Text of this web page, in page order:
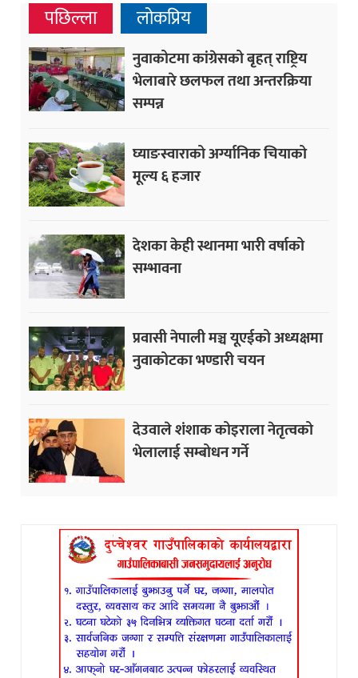
पछिल्ला लोकप्रिय
नुवाकोटमा कांग्रेसको बृहत् राष्ट्रिय
भेलाबारे छलफल तथा अन्तरक्रिया
सम्पन्न
घ्याङस्वाराको अर्ग्यानिक चियाको
मूल्य ६ हजार
देशका केही स्थानमा भारी वर्षाको
सम्भावना
प्रवासी नेपाली मञ्च यूएईको अध्यक्षमा
नुवाकोटका भण्डारी चयन
देउवाले शंशाक कोइराला नेतृत्वको
भेलालाई सम्बोधन गर्ने